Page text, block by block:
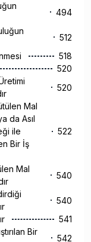
494
512
518
520
520
Mal
da Asıl
ile
Bir İş
522
Mal
540
540
541
Bir
542